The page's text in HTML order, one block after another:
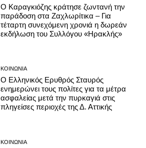
Ο Καραγκιόζης κράτησε ζωντανή την
παράδοση στα Ζαχλωρίτικα – Για
τέταρτη συνεχόμενη χρονιά η δωρεάν
εκδήλωση του Συλλόγου «Ηρακλής»
ΚΟΙΝΩΝΊΑ
Ο Ελληνικός Ερυθρός Σταυρός
ενημερώνει τους πολίτες για τα μέτρα
ασφαλείας μετά την πυρκαγιά στις
πληγείσες περιοχές της Δ. Αττικής
ΚΟΙΝΩΝΊΑ